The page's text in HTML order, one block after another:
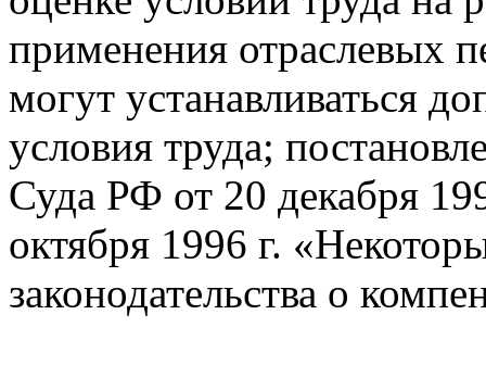
применения отраслевых
могут устанавливаться
условия труда;
Суда РФ от 20 декабря
октября 1996 г.
законодательства о